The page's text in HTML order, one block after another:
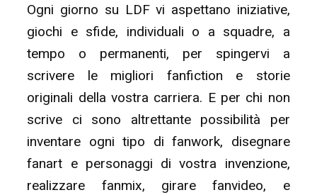
Ogni giorno su LDF vi aspettano iniziative,
giochi e sfide, individuali o a squadre, a
tempo o permanenti, per spingervi a
scrivere le migliori fanfiction e storie
originali della vostra carriera. E per chi non
scrive ci sono altrettante possibilità per
inventare ogni tipo di fanwork, disegnare
fanart e personaggi di vostra invenzione,
realizzare fanmix, girare fanvideo, e